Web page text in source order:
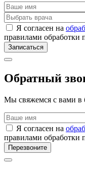
Я согласен на
правилами обработки
Записаться
Обратный
Мы свяжемся с вами в
Я согласен на
правилами обработки
Перезвоните